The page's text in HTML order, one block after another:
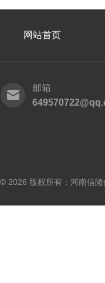
网站首页
邮箱
© 2026 版权所有：河南信